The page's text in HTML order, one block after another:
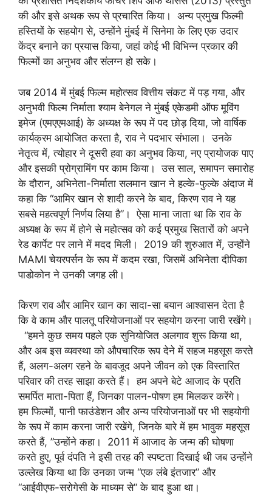
की और इसे अथक रूप से प्रचारित किया। अन्य प्रमुख फिल्मी
हस्तियों के सहयोग से, उन्होंने मुंबई में सिनेमा के लिए एक उदार
केंद्र बनाने का प्रयास किया, जहां कोई भी विभिन्न प्रकार की
फिल्मों का अनुभव और संलग्न हो सके।
जब 2014 में मुंबई फिल्म महोत्सव वित्तीय संकट में पड़ गया, और
अनुभवी फिल्म निर्माता श्याम बेनेगल ने मुंबई एकेडमी ऑफ मूविंग
इमेज (एमएएमआई) के अध्यक्ष के रूप में पद छोड़ दिया, जो वार्षिक
कार्यक्रम आयोजित करता है, राव ने पदभार संभाला। उनके
नेतृत्व में, त्योहार ने दूसरी हवा का अनुभव किया, नए प्रायोजक पाए
और इसकी प्रोग्रामिंग पर काम किया। उस साल, समापन समारोह
के दौरान, अभिनेता-निर्माता सलमान खान ने हल्के-फुल्के अंदाज में
कहा कि “आमिर खान से शादी करने के बाद, किरण राव ने यह
सबसे महत्वपूर्ण निर्णय लिया है”। ऐसा माना जाता था कि राव के
अध्यक्ष के रूप में होने से महोत्सव को कई प्रमुख सितारों को अपने
रेड कार्पेट पर लाने में मदद मिली। 2019 की शुरुआत में, उन्होंने
MAMI चेयरपर्सन के रूप में कदम रखा, जिसमें अभिनेता दीपिका
पाडोकोन ने उनकी जगह ली।
किरण राव और आमिर खान का सादा-सा बयान आश्वासन देता है
कि वे काम और पालतू परियोजनाओं पर सहयोग करना जारी रखेंगे।
“हमने कुछ समय पहले एक सुनियोजित अलगाव शुरू किया था,
और अब इस व्यवस्था को औपचारिक रूप देने में सहज महसूस करते
हैं, अलग-अलग रहने के बावजूद अपने जीवन को एक विस्तारित
परिवार की तरह साझा करते हैं। हम अपने बेटे आजाद के प्रति
समर्पित माता-पिता हैं, जिनका पालन-पोषण हम मिलकर करेंगे।
हम फिल्मों, पानी फाउंडेशन और अन्य परियोजनाओं पर भी सहयोगी
के रूप में काम करना जारी रखेंगे, जिनके बारे में हम भावुक महसूस
करते हैं, ”उन्होंने कहा। 2011 में आजाद के जन्म की घोषणा
करते हुए, पूर्व दंपति ने इसी तरह की स्पष्टता दिखाई थी जब उन्होंने
उल्लेख किया था कि उनका जन्म “एक लंबे इंतजार” और
“आईवीएफ-सरोगेसी के माध्यम से” के बाद हुआ था।